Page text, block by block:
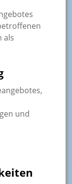
als
und